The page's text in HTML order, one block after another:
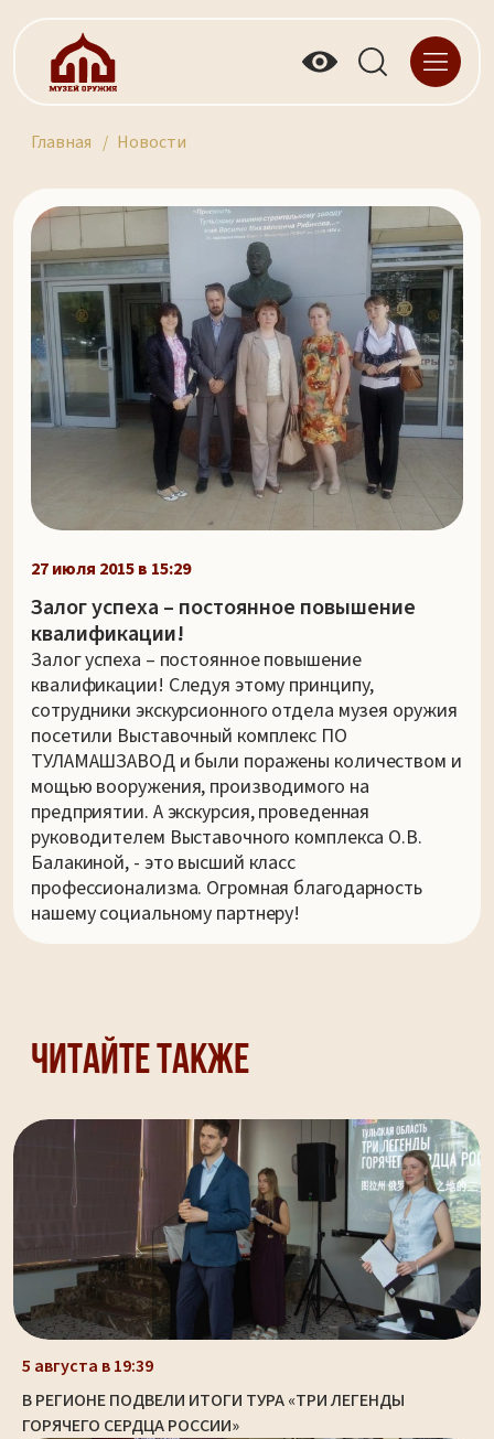
Главная Новости
27 июля 2015 в 15:29
Залог успеха – постоянное повышение
квалификации!
Залог успеха – постоянное повышение
квалификации! Следуя этому принципу,
сотрудники экскурсионного отдела музея оружия
посетили Выставочный комплекс ПО
ТУЛАМАШЗАВОД и были поражены количеством и
мощью вооружения, производимого на
предприятии. А экскурсия, проведенная
руководителем Выставочного комплекса О.В.
Балакиной, - это высший класс
профессионализма. Огромная благодарность
нашему социальному партнеру!
Читайте также
5 августа в 19:39
В РЕГИОНЕ ПОДВЕЛИ ИТОГИ ТУРА «ТРИ ЛЕГЕНДЫ
ГОРЯЧЕГО СЕРДЦА РОССИИ»